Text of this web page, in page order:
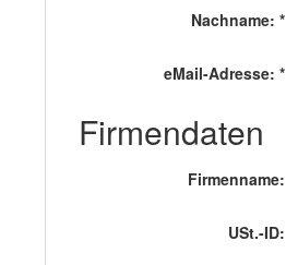
Nachname: *
eMail-Adresse: *
Firmendaten
Firmenname:
USt.-ID: